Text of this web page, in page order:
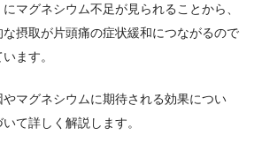
マグネシウム不足が見られることから、
摂取が片頭痛の症状緩和につながるので
ます。
マグネシウムに期待される効果につい
て詳しく解説します。